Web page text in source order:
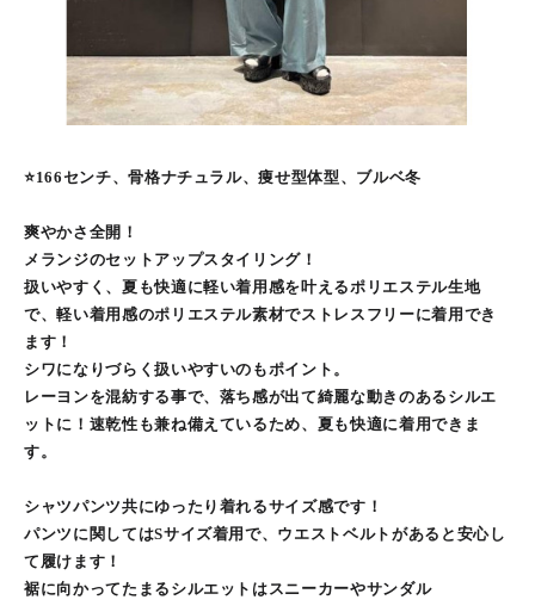
⭐️166センチ、骨格ナチュラル、痩せ型体型、ブルベ冬
爽やかさ全開！
メランジのセットアップスタイリング！
扱いやすく、夏も快適に軽い着用感を叶えるポリエステル生地
で、軽い着用感のポリエステル素材でストレスフリーに着用でき
ます！
シワになりづらく扱いやすいのもポイント。
レーヨンを混紡する事で、落ち感が出て綺麗な動きのあるシルエ
ットに！速乾性も兼ね備えているため、夏も快適に着用できま
す。
シャツパンツ共にゆったり着れるサイズ感です！
パンツに関してはSサイズ着用で、ウエストベルトがあると安心し
て履けます！
裾に向かってたまるシルエットはスニーカーやサンダル